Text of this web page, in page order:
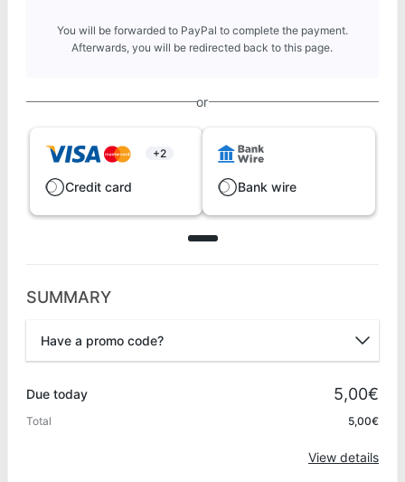
You will be forwarded to PayPal to complete the payment.
Afterwards, you will be redirected back to this page.
or
+2
Credit card Bank wire
SUMMARY
Have a promo code?
Due today 5,00€
Total 5,00€
View details